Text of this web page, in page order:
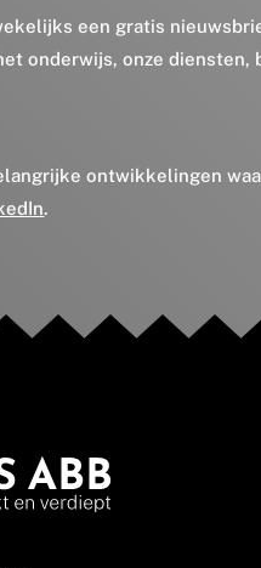
een gratis
onderwijs, onze diensten,
ontwikkelingen
.